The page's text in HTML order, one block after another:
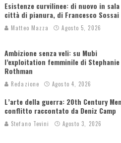
Esistenze curvilinee: di nuovo in sala
città di pianura, di Francesco Sossai
Matteo Mazza Agosto 5, 2026
Ambizione senza veli: su Mubi
l’exploitation femminile di Stephanie
Rothman
Redazione Agosto 4, 2026
L’arte della guerra: 20th Century
conflitto raccontato da Deniz Camp
Stefano Tevini Agosto 3, 2026